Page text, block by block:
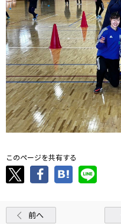
このページを共有する
前へ